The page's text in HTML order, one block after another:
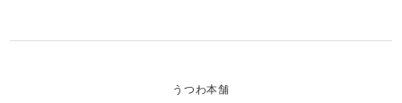
うつわ本舗